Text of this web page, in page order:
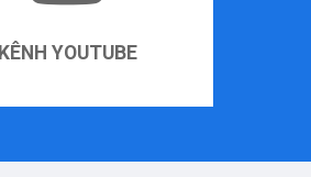
KÊNH YOUTUBE